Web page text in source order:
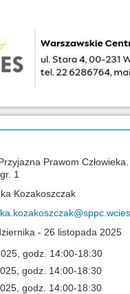
Prawom
1
Kozakoszczak
- 26 listopada 2025
godz. 14:00-18:30
godz. 14:00-18:30
godz. 14:00-18:30